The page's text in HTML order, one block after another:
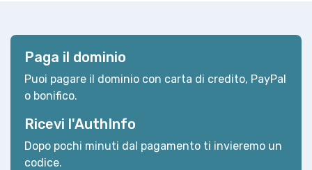
Paga il dominio
Puoi pagare il dominio con carta di credito, PayPal
o bonifico.
Ricevi l'AuthInfo
Dopo pochi minuti dal pagamento ti invieremo un
codice.